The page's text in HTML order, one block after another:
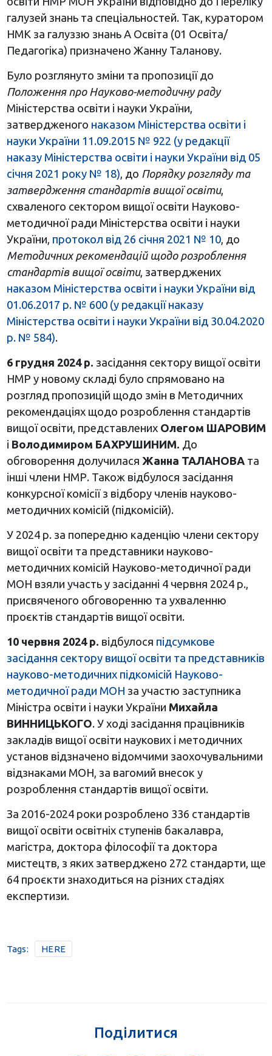
галузей знань та спеціальностей. Так, куратором
НМК за галуззю знань А Освіта (01 Освіта/
Педагогіка) призначено Жанну Таланову.
Було розглянуто зміни та пропозиції до
Положення про Науково-методичну раду
Міністерства освіти і науки України,
затвердженого наказом Міністерства освіти і
науки України 11.09.2015 № 922 (у редакції
наказу Міністерства освіти і науки України від 05
січня 2021 року № 18), до Порядку розгляду та
затвердження стандартів вищої освіти,
схваленого сектором вищої освіти Науково-
методичної ради Міністерства освіти і науки
України, протокол від 26 січня 2021 № 10, до
Методичних рекомендацій щодо розроблення
стандартів вищої освіти, затверджених
наказом Міністерства освіти і науки України від
01.06.2017 р. № 600 (у редакції наказу
Міністерства освіти і науки України від 30.04.2020
р. № 584).
6 грудня 2024 р. засідання сектору вищої освіти
НМР у новому складі було спрямовано на
розгляд пропозицій щодо змін в Методичних
рекомендаціях щодо розроблення стандартів
вищої освіти, представлених Олегом ШАРОВИМ
і Володимиром БАХРУШИНИМ. До
обговорення долучилася Жанна ТАЛАНОВАта
інші члени НМР. Також відбулося засідання
конкурсної комісії з відбору членів науково-
методичних комісій (підкомісій).
У 2024 р. за попередню каденцію члени сектору
вищої освіти та представники науково-
методичних комісій Науково-методичної ради
МОН взяли участь у засіданні 4 червня 2024 р.,
присвяченого обговоренню та ухваленню
проєктів стандартів вищої освіти.
10 червня 2024 р. відбулося підсумкове
засідання сектору вищої освіти та представників
науково-методичних підкомісій Науково-
методичної ради МОН за участю заступника
Міністра освіти і науки України Михайла
ВИННИЦЬКОГО. У ході засідання працівників
закладів вищої освіти наукових і методичних
установ відзначено відомчими заохочувальними
відзнаками МОН, за вагомий внесок у
розроблення стандартів вищої освіти.
За 2016-2024 роки розроблено 336 стандартів
вищої освіти освітніх ступенів бакалавра,
магістра, доктора філософії та доктора
мистецтв, з яких затверджено 272 стандарти, ще
64 проєкти знаходиться на різних стадіях
експертизи.
Tags: HERE
Поділитися